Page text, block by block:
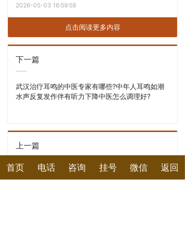
2026-05-03 16:59:58
点击阅读更多内容
下一篇
武汉治疗耳鸣的中医专家有哪些?中年人耳鸣如潮
水声反复发作伴有听力下降中医怎么调理好?
上一篇
武汉治疗肠胃病哪个医院好？大便溏稀次数增多伴
有腹胀腹痛神疲乏力吃什么药治疗好？
首页 电话 咨询 挂号 微信 返回